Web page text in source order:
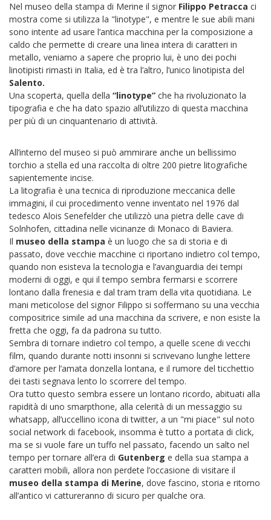
Nel museo della stampa di Merine il signor Filippo Petracca ci
mostra come si utilizza la "linotype", e mentre le sue abili mani
sono intente ad usare l’antica macchina per la composizione a
caldo che permette di creare una linea intera di caratteri in
metallo, veniamo a sapere che proprio lui, è uno dei pochi
linotipisti rimasti in Italia, ed è tra l’altro, l’unico linotipista del
Salento.
Una scoperta, quella della “linotype” che ha rivoluzionato la
tipografia e che ha dato spazio all’utilizzo di questa macchina
per più di un cinquantenario di attività.
All’interno del museo si può ammirare anche un bellissimo
torchio a stella ed una raccolta di oltre 200 pietre litografiche
sapientemente incise.
La litografia è una tecnica di riproduzione meccanica delle
immagini, il cui procedimento venne inventato nel 1976 dal
tedesco Alois Senefelder che utilizzò una pietra delle cave di
Solnhofen, cittadina nelle vicinanze di Monaco di Baviera.
Il museo della stampa è un luogo che sa di storia e di
passato, dove vecchie macchine ci riportano indietro col tempo,
quando non esisteva la tecnologia e l’avanguardia dei tempi
moderni di oggi, e qui il tempo sembra fermarsi e scorrere
lontano dalla frenesia e dal tram tram della vita quotidiana. Le
mani meticolose del signor Filippo si soffermano su una vecchia
compositrice simile ad una macchina da scrivere, e non esiste la
fretta che oggi, fa da padrona su tutto.
Sembra di tornare indietro col tempo, a quelle scene di vecchi
film, quando durante notti insonni si scrivevano lunghe lettere
d’amore per l’amata donzella lontana, e il rumore del ticchettio
dei tasti segnava lento lo scorrere del tempo.
Ora tutto questo sembra essere un lontano ricordo, abituati alla
rapidità di uno smarpthone, alla celerità di un messaggio su
whatsapp, all’uccellino icona di twitter, a un "mi piace" sul noto
social network di facebook, insomma è tutto a portata di click,
ma se si vuole fare un tuffo nel passato, facendo un salto nel
tempo per tornare all’era di Gutenberg e della sua stampa a
caratteri mobili, allora non perdete l’occasione di visitare il
museo della stampa di Merine, dove fascino, storia e ritorno
all’antico vi cattureranno di sicuro per qualche ora.